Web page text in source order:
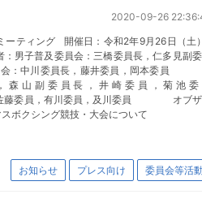
2020-09-26
ーティング 開催日：令和2年9月26日（
男子普及委員会：三橋委員長，仁多見副
中川委員長，藤井委員，岡本委
森山副委員長，井崎委員，菊池委
川委員，及川委員 オブザ
スボクシング競技・大会について
お知らせ
プレス向け 委員会等活